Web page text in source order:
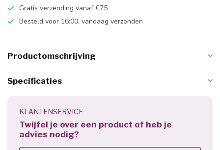
Gratis verzending vanaf €75
Besteld voor 16:00, vandaag verzonden
Productomschrijving
Specificaties
KLANTENSERVICE
Twijfel je over een product of heb je
advies nodig?